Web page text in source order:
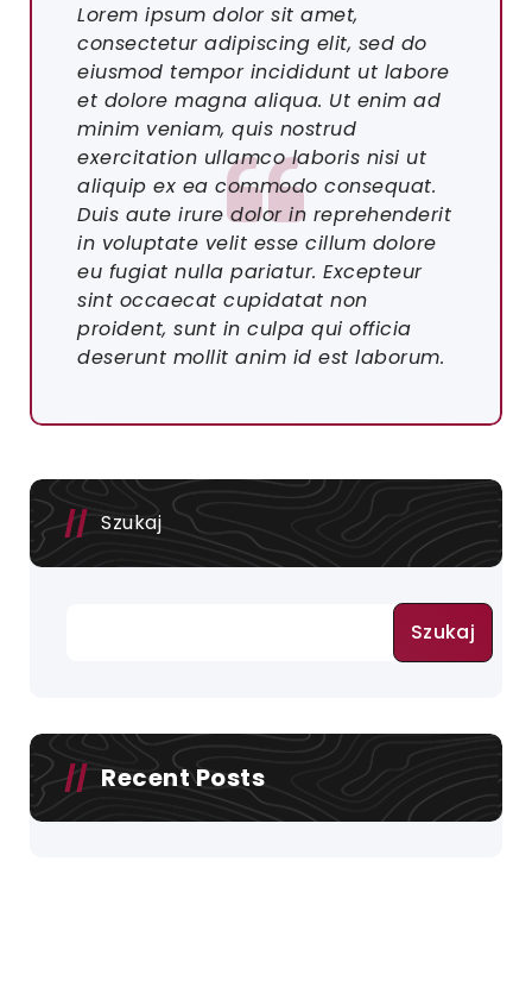
Lorem ipsum dolor sit amet,
consectetur adipiscing elit, sed do
eiusmod tempor incididunt ut labore
et dolore magna aliqua. Ut enim ad
minim veniam, quis nostrud
exercitation ullamco laboris nisi ut
aliquip ex ea commodo consequat.
Duis aute irure dolor in reprehenderit
in voluptate velit esse cillum dolore
eu fugiat nulla pariatur. Excepteur
sint occaecat cupidatat non
proident, sunt in culpa qui officia
deserunt mollit anim id est laborum.
Szukaj
Szukaj
Recent Posts